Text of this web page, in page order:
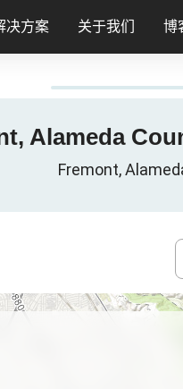
决方案 关于我们 博
Alameda
Fremont,